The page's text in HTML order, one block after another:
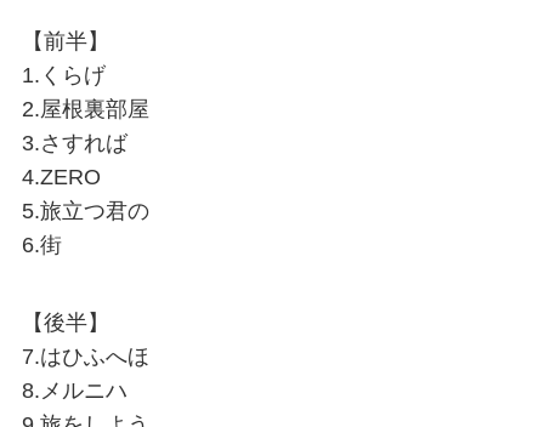
【前半】
1.くらげ
2.屋根裏部屋
3.さすれば
4.ZERO
5.旅立つ君の
6.街
【後半】
7.はひふへほ
8.メルニハ